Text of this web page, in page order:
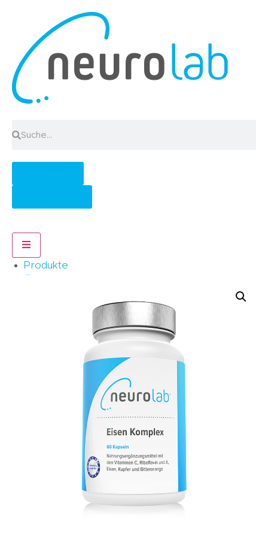
Produkte
Das Neurolab Team
Veranstaltungen
Expertenmeinungen
Kundenmeinungen
Häufig gestellte Fragen
Veranstaltungen
Therapeutenfinder
Hamburger Toggle Menu